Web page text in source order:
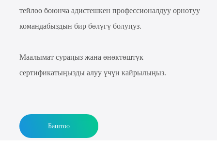
тейлөө боюнча адистешкен профессионалдуу орнотуу
командабыздын бир бөлүгү болуңуз.
Маалымат сураңыз жана өнөктөштүк
сертификатыңызды алуу үчүн кайрылыңыз.
Баштоо